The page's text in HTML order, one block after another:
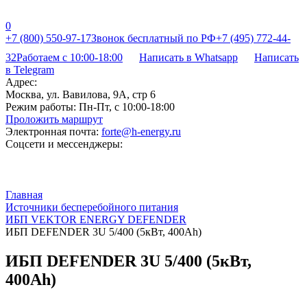
0
+7 (800) 550-97-17Звонок бесплатный по РФ+7 (495) 772-44-
32Работаем с 10:00-18:00 Написать в Whatsapp
Написать
в Telegram
Адрес:
Москва, ул. Вавилова, 9А, стр 6
Режим работы: Пн-Пт, с 10:00-18:00
Проложить маршрут
Электронная почта: forte@h-energy.ru
Соцсети и мессенджеры:
Главная
Источники бесперебойного питания
ИБП VEKTOR ENERGY DEFENDER
ИБП DEFENDER 3U 5/400 (5кВт, 400Ah)
ИБП DEFENDER 3U 5/400 (5кВт,
400Ah)